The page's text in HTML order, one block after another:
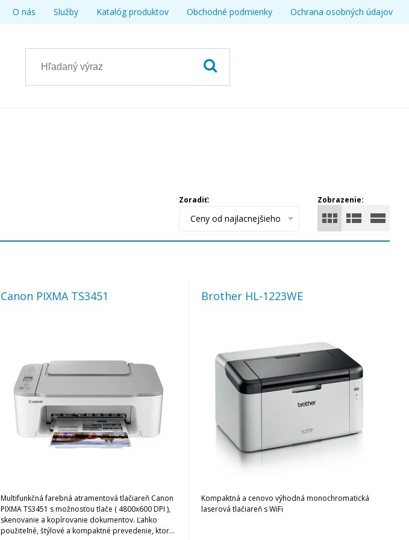
O nás Služby Katalóg produktov Obchodné podmienky Ochrana osobných údajov
Zobrazenie:
Zoradiť:
Ceny od najlacnejšieho
Canon PIXMA TS3451
Multifunkčná farebná atramentová tlačiareň Canon
PIXMA TS3451 s možnosťou tlače ( 4800x600 DPI ),
skenovanie a kopírovanie dokumentov. Ľahko
použiteľné, štýlové a kompaktné prevedenie, ktoré
Brother HL-1223WE
Kompaktná a cenovo výhodná monochromatická
laserová tlačiareň s WiFi